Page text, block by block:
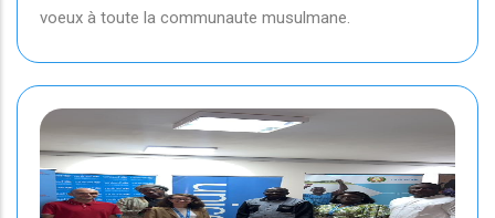
voeux à toute la communaute musulmane.